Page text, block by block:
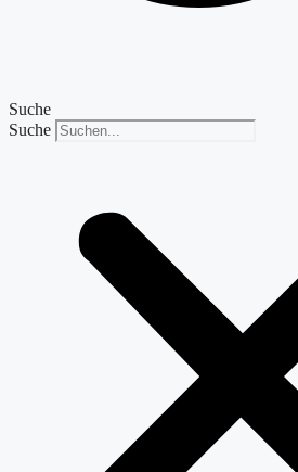
Suche
Suche